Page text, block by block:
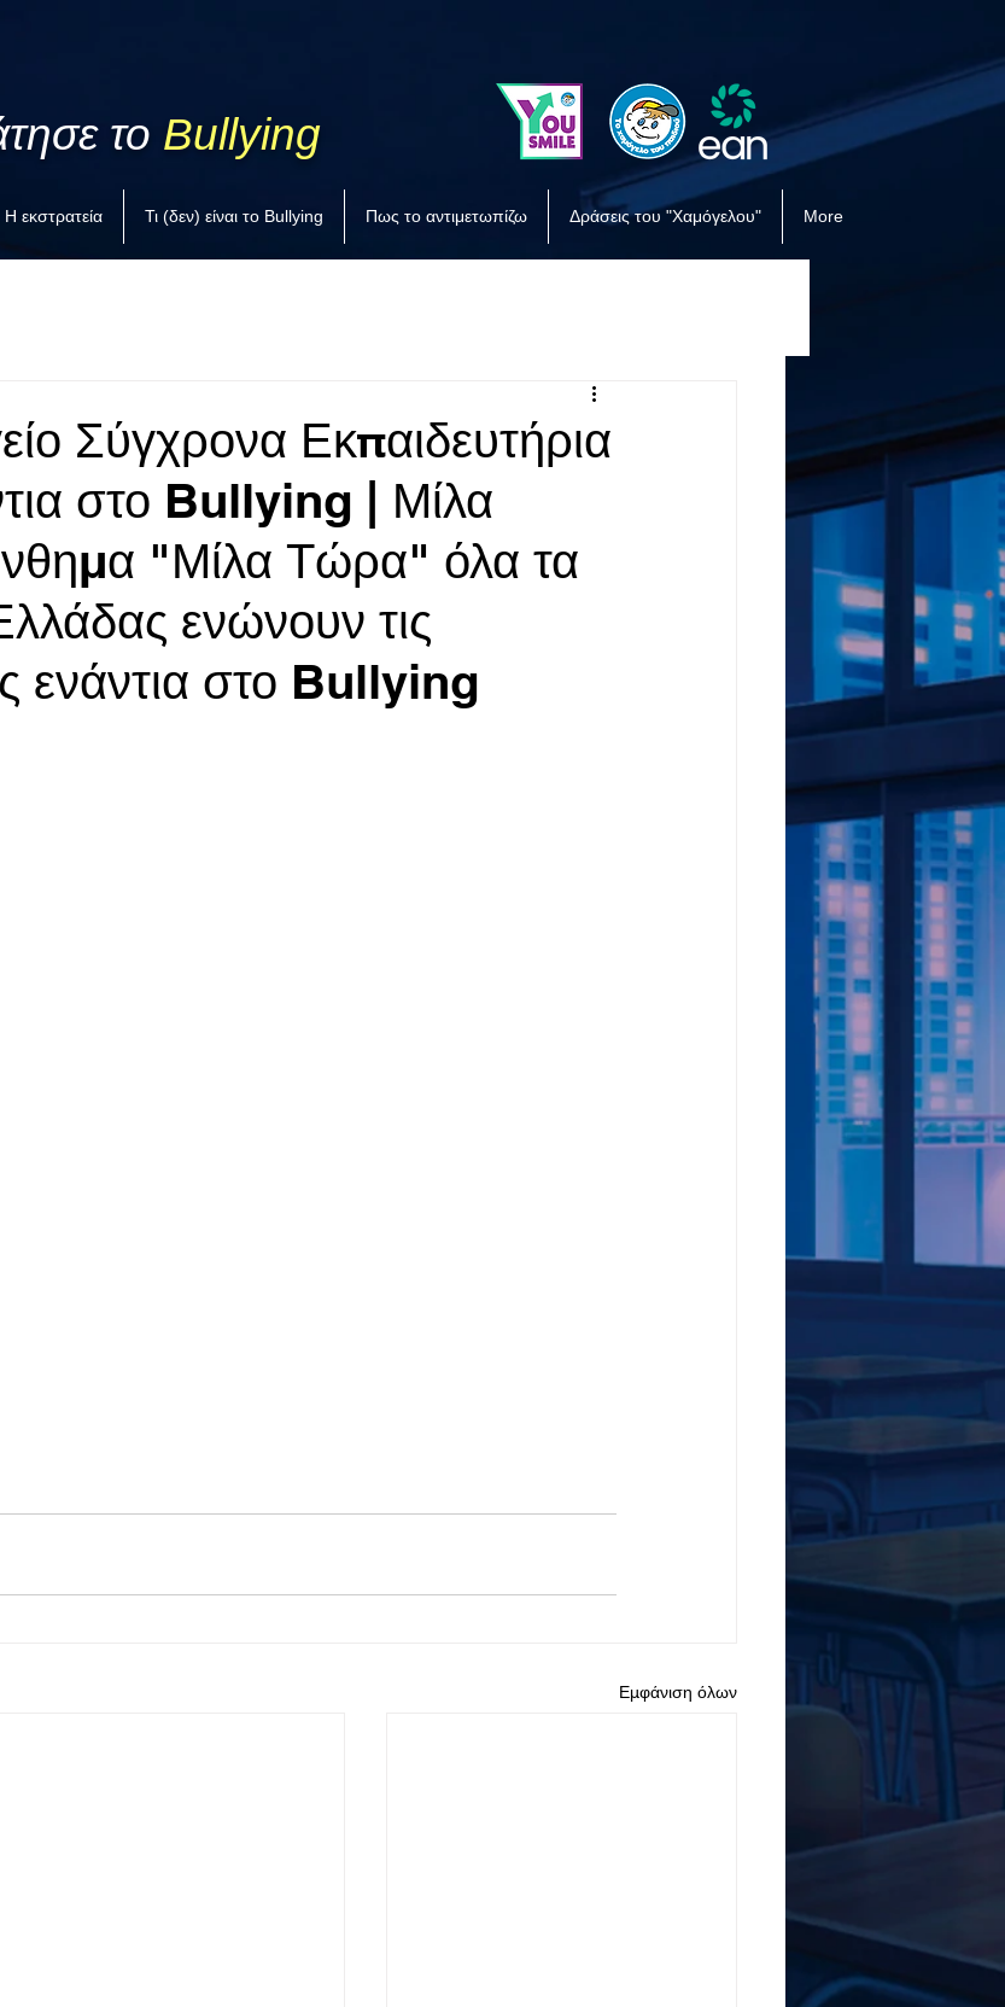
το Bullying
Η εκστρατεία Τι (δεν) είναι το Bullying Πως το αντιμετωπίζω Δράσεις του "Χαμόγελου" More
Σύγχρονα Εκπαιδευτήρια
στο Bullying | Μίλα
"Μίλα Τώρα" όλα τα
ενώνουν τις
ενάντια στο Bullying
Εμφάνιση όλων